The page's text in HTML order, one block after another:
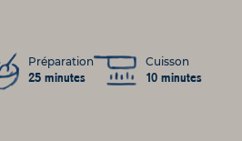
Préparation
25 minutes
Cuisson
10 minutes